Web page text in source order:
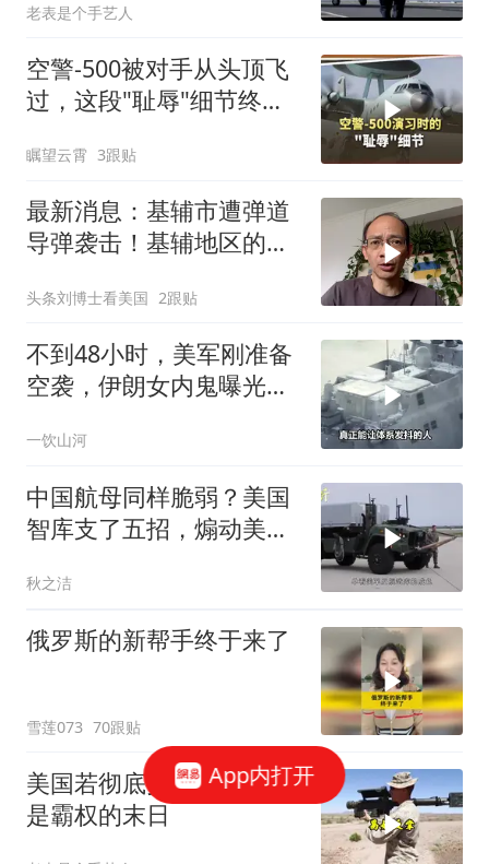
老表是个手艺人
空警-500被对手从头顶飞
过，这段"耻辱"细节终于
瞩望云霄 3跟贴
最新消息：基辅市遭弹道
导弹袭击！基辅地区的无
头条刘博士看美国 2跟贴
不到48小时，美军刚准备
空袭，伊朗女内鬼曝光，
一饮山河
中国航母同样脆弱？美国
智库支了五招，煽动美军
秋之洁
俄罗斯的新帮手终于来了
雪莲073 70跟贴
美国若彻底打垮伊朗，就
是霸权的末日
App内打开